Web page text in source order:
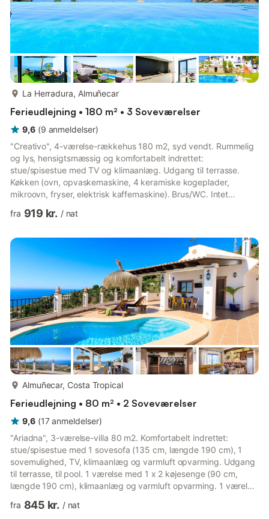
La Herradura, Almuñecar
Ferieudlejning • 180 m² • 3 Soveværelser
9,6 (9 anmeldelser)
"Creativo", 4-værelse-rækkehus 180 m2, syd vendt. Rummelig
og lys, hensigtsmæssig og komfortabelt indrettet:
stue/spisestue med TV og klimaanlæg. Udgang til terrasse.
Køkken (ovn, opvaskemaskine, 4 keramiske kogeplader,
mikroovn, fryser, elektrisk kaffemaskine). Brus/WC. Intet
med klimaanlæg. Overetage: 1 værelse med 1 fransk seng (160
(160 cm, længde 200 cm), klimaanlæg. 1 værelse med 1 fransk
seng (160 cm, længde 200 cm), klimaanlæg. Brus/WC. Stor
terrasse. Herlige panoram...
fra 919 kr. / nat
Almuñecar, Costa Tropical
Ferieudlejning • 80 m² • 2 Soveværelser
9,6 (17 anmeldelser)
"Ariadna", 3-værelse-villa 80 m2. Komfortabelt indrettet:
stue/spisestue med 1 sovesofa (135 cm, længde 190 cm), 1
sovemulighed, TV, klimaanlæg og varmluft opvarming. Udgang
til terrasse, til pool. 1 værelse med 1 x 2 køjesenge (90 cm,
længde 190 cm), klimaanlæg og varmluft opvarming. 1 værelse
varmluft opvarming. Åbent køkken (ovn, opvaskemaskine, 2
fra 845 kr. / nat